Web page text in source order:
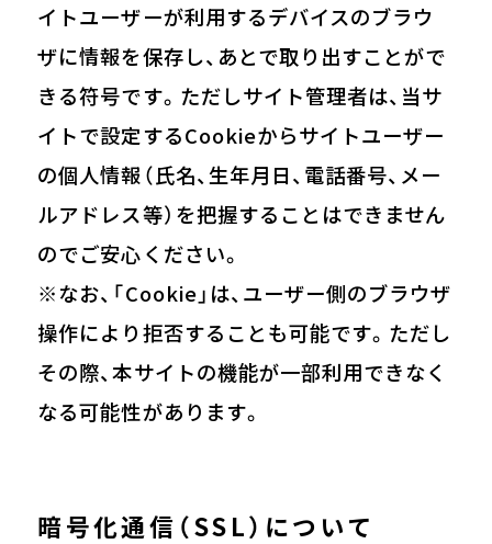
イトユーザーが利用するデバイスのブラウ
ザに情報を保存し、あとで取り出すことがで
きる符号です。ただしサイト管理者は、当サ
イトで設定するCookieからサイトユーザー
の個人情報（氏名、生年月日、電話番号、メー
ルアドレス等）を把握することはできません
のでご安心ください。
※なお、「Cookie」は、ユーザー側のブラウザ
操作により拒否することも可能です。ただし
その際、本サイトの機能が一部利用できなく
なる可能性があります。
暗号化通信（SSL）について